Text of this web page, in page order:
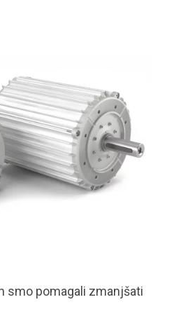
smo pomagali zmanjšati